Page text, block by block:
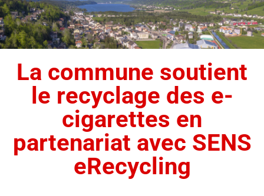
La commune soutient
le recyclage des e-
cigarettes en
partenariat avec SENS
eRecycling